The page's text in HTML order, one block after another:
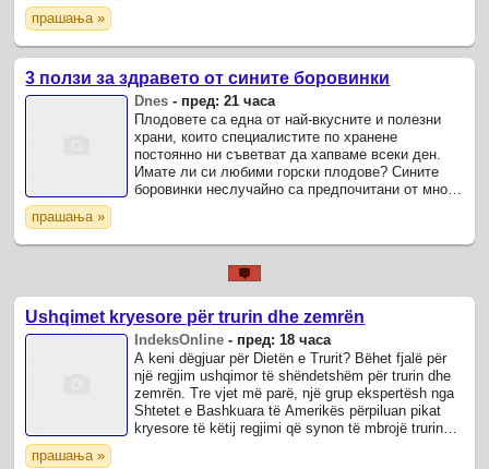
прашања »
3 ползи за здравето от сините боровинки
Dnes - пред: 21 часа
Плодовете са една от най-вкусните и полезни
храни, които специалистите по хранене
постоянно ни съветват да хапваме всеки ден.
Имате ли си любими горски плодове? Сините
боровинки неслучайно са предпочитани от много
прашања »
Ushqimet kryesore për trurin dhe zemrën
IndeksOnline - пред: 18 часа
A keni dëgjuar për Dietën e Trurit? Bëhet fjalë për
një regjim ushqimor të shëndetshëm për trurin dhe
zemrën. Tre vjet më parë, një grup ekspertësh nga
Shtetet e Bashkuara të Amerikës përpiluan pikat
kryesore të këtij regjimi që synon të mbrojë trurin
прашања »